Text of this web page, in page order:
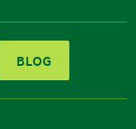
BLOG